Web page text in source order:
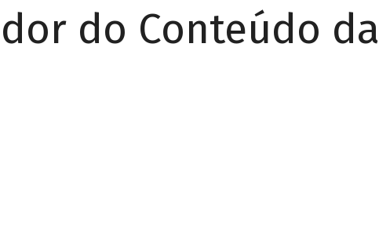
do Conteúdo da